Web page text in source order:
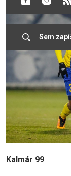
Kalmár 99